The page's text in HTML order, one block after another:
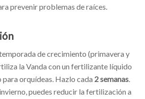
prevenir problemas de raíces.
de crecimiento (primavera y
la Vanda con un fertilizante líquido
orquídeas. Hazlo cada 2 semanas.
puedes reducir la fertilización a